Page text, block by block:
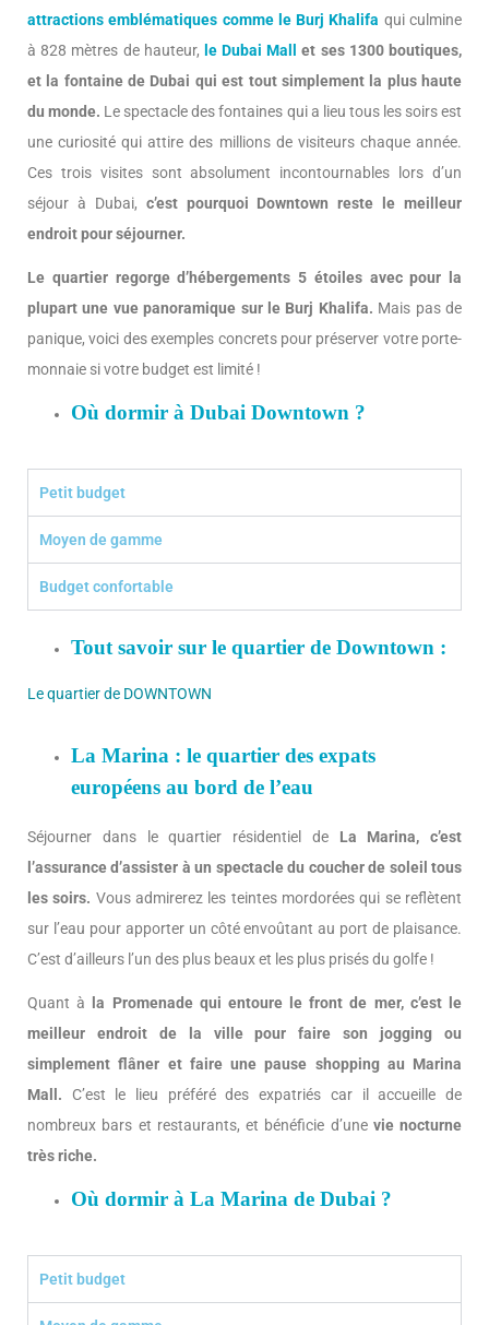
attractions emblématiques comme le Burj Khalifa qui culmine
à 828 mètres de hauteur, le Dubai Mall
et ses 1300 boutiques,
et la fontaine de Dubai qui est tout simplement la plus haute
du monde. Le spectacle des fontaines qui a lieu tous les soirs est
une curiosité qui attire des millions de visiteurs chaque année.
Ces trois visites sont absolument incontournables lors d’un
séjour à Dubai, c’est pourquoi Downtown reste le meilleur
endroit pour séjourner.
Le quartier regorge d’hébergements 5 étoiles avec pour la
plupart une vue panoramique sur le Burj Khalifa. Mais pas de
panique, voici des exemples concrets pour préserver votre porte-
monnaie si votre budget est limité !
Où dormir à Dubai Downtown ?
Petit budget
Moyen de gamme
Budget confortable
Tout savoir sur le quartier de Downtown :
Le quartier de DOWNTOWN
La Marina : le quartier des expats
européens au bord de l’eau
Séjourner dans le quartier résidentiel deLa Marina, c’est
l’assurance d’assister à un spectacle du coucher de soleil tous
les soirs. Vous admirerez les teintes mordorées qui se reflètent
sur l’eau pour apporter un côté envoûtant au port de plaisance.
C’est d’ailleurs l’un des plus beaux et les plus prisés du golfe !
Quant à la Promenade qui entoure le front de mer, c’est le
meilleur endroit de la ville pour faire son jogging ou
simplement flâner et faire une pause shopping au Marina
Mall. C’est le lieu préféré des expatriés car il accueille de
nombreux bars et restaurants, et bénéficie d’une vie nocturne
très riche.
Où dormir à La Marina de Dubai ?
Petit budget